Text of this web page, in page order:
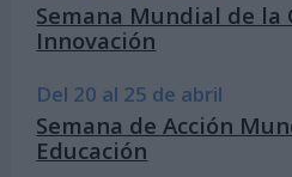
Semana Mundial de la
Innovación
Del 20 al 25 de abril
Semana de Acción
Educación